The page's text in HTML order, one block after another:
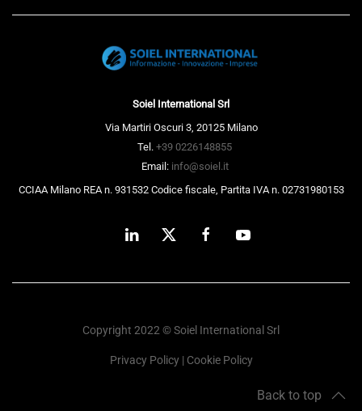
Soiel International Srl
Via Martiri Oscuri 3, 20125 Milano
Tel. +39 0226148855
Email: info@soiel.it
CCIAA Milano REA n. 931532 Codice fiscale, Partita IVA n. 02731980153
Copyright 2022 © Soiel International Srl
Privacy Policy| Cookie Policy
Back to top